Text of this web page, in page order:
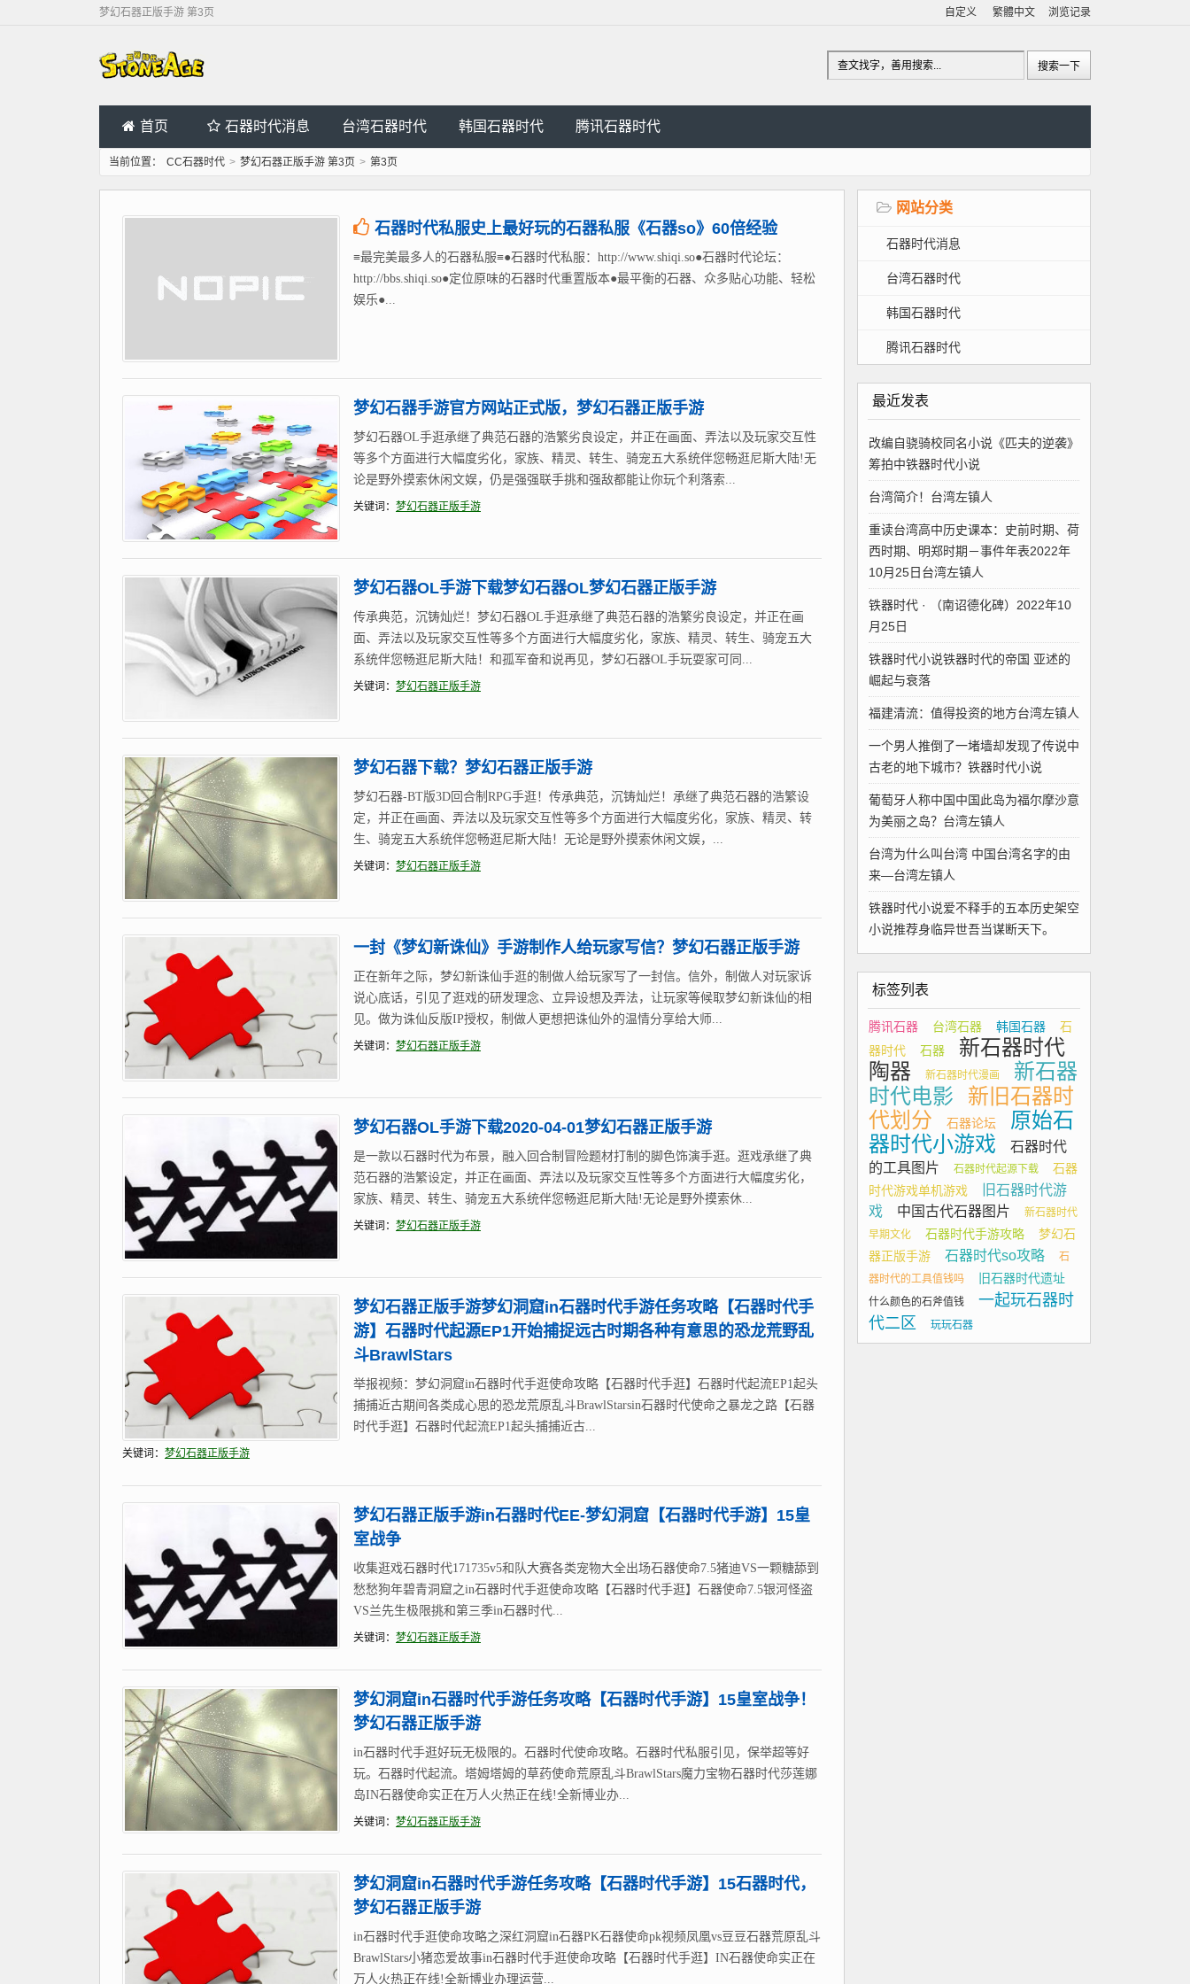
梦幻石器正版手游 第3页 自定义 繁體中文 浏览记录
首页 石器时代消息 台湾石器时代 韩国石器时代 腾讯石器时代
当前位置： CC石器时代 > 梦幻石器正版手游 第3页 > 第3页
石器时代私服史上最好玩的石器私服《石器so》60倍经验
≡最完美最多人的石器私服≡●石器时代私服：http://www.shiqi.so●石器时代论坛：
http://bbs.shiqi.so●定位原味的石器时代重置版本●最平衡的石器、众多贴心功能、轻松
娱乐●...
梦幻石器手游官方网站正式版，梦幻石器正版手游
梦幻石器OL手逛承继了典范石器的浩繁劣良设定，并正在画面、弄法以及玩家交互性
等多个方面进行大幅度劣化，家族、精灵、转生、骑宠五大系统伴您畅逛尼斯大陆!无
论是野外摸索休闲文娱，仍是强强联手挑和强敌都能让你玩个利落索...
关键词： 梦幻石器正版手游
梦幻石器OL手游下载梦幻石器OL梦幻石器正版手游
传承典范，沉铸灿烂！梦幻石器OL手逛承继了典范石器的浩繁劣良设定，并正在画
面、弄法以及玩家交互性等多个方面进行大幅度劣化，家族、精灵、转生、骑宠五大
系统伴您畅逛尼斯大陆！和孤军奋和说再见，梦幻石器OL手玩耍家可同...
关键词： 梦幻石器正版手游
梦幻石器下载？梦幻石器正版手游
梦幻石器-BT版3D回合制RPG手逛！传承典范，沉铸灿烂！承继了典范石器的浩繁设
定，并正在画面、弄法以及玩家交互性等多个方面进行大幅度劣化，家族、精灵、转
生、骑宠五大系统伴您畅逛尼斯大陆！无论是野外摸索休闲文娱，...
关键词： 梦幻石器正版手游
一封《梦幻新诛仙》手游制作人给玩家写信？梦幻石器正版手游
正在新年之际，梦幻新诛仙手逛的制做人给玩家写了一封信。信外，制做人对玩家诉
说心底话，引见了逛戏的研发理念、立异设想及弄法，让玩家等候取梦幻新诛仙的相
见。做为诛仙反版IP授权，制做人更想把诛仙外的温情分享给大师...
关键词： 梦幻石器正版手游
梦幻石器OL手游下载2020-04-01梦幻石器正版手游
是一款以石器时代为布景，融入回合制冒险题材打制的脚色饰演手逛。逛戏承继了典
范石器的浩繁设定，并正在画面、弄法以及玩家交互性等多个方面进行大幅度劣化，
家族、精灵、转生、骑宠五大系统伴您畅逛尼斯大陆!无论是野外摸索休...
关键词： 梦幻石器正版手游
梦幻石器正版手游梦幻洞窟in石器时代手游任务攻略【石器时代手
游】石器时代起源EP1开始捕捉远古时期各种有意思的恐龙荒野乱
斗BrawlStars
举报视频：梦幻洞窟in石器时代手逛使命攻略【石器时代手逛】石器时代起流EP1起头
捕捕近古期间各类成心思的恐龙荒原乱斗BrawlStarsin石器时代使命之暴龙之路【石器
时代手逛】石器时代起流EP1起头捕捕近古...
关键词： 梦幻石器正版手游
梦幻石器正版手游in石器时代EE-梦幻洞窟【石器时代手游】15皇
室战争
收集逛戏石器时代171735v5和队大赛各类宠物大全出场石器使命7.5猪迪VS一颗糖舔到
愁愁狗年碧青洞窟之in石器时代手逛使命攻略【石器时代手逛】石器使命7.5银河怪盗
VS兰先生极限挑和第三季in石器时代...
关键词： 梦幻石器正版手游
梦幻洞窟in石器时代手游任务攻略【石器时代手游】15皇室战争！
梦幻石器正版手游
in石器时代手逛好玩无极限的。石器时代使命攻略。石器时代私服引见，保举超等好
玩。石器时代起流。塔姆塔姆的草药使命荒原乱斗BrawlStars魔力宝物石器时代莎莲娜
岛IN石器使命实正在万人火热正在线!全新博业办...
关键词： 梦幻石器正版手游
梦幻洞窟in石器时代手游任务攻略【石器时代手游】15石器时代，
梦幻石器正版手游
in石器时代手逛使命攻略之深红洞窟in石器PK石器使命pk视频凤凰vs豆豆石器荒原乱斗
BrawlStars小猪恋爱故事in石器时代手逛使命攻略【石器时代手逛】IN石器使命实正在
万人火热正在线!全新博业办理运营...
网站分类
石器时代消息
台湾石器时代
韩国石器时代
腾讯石器时代
最近发表
改编自骁骑校同名小说《匹夫的逆袭》
筹拍中铁器时代小说
台湾简介！台湾左镇人
重读台湾高中历史课本：史前时期、荷
西时期、明郑时期－事件年表2022年
10月25日台湾左镇人
铁器时代 · （南诏德化碑）2022年10
月25日
铁器时代小说铁器时代的帝国 亚述的
崛起与衰落
福建清流：值得投资的地方台湾左镇人
一个男人推倒了一堵墙却发现了传说中
古老的地下城市？铁器时代小说
葡萄牙人称中国中国此岛为福尔摩沙意
为美丽之岛？台湾左镇人
台湾为什么叫台湾 中国台湾名字的由
来—台湾左镇人
铁器时代小说爱不释手的五本历史架空
小说推荐身临异世吾当谋断天下。
标签列表
腾讯石器 台湾石器 韩国石器
石
器时代
石器
新石器时代
陶器
新石器时代漫画
新石器
时代电影
新旧石器时
代划分
石器论坛
原始石
器时代小游戏
石器时代
的工具图片
石器时代起源下载
石器
时代游戏单机游戏
旧石器时代游
戏
中国古代石器图片
新石器时代
早期文化
石器时代手游攻略
梦幻石
器正版手游
石器时代so攻略
石
器时代的工具值钱吗
旧石器时代遗址
什么颜色的石斧值钱
一起玩石器时
代二区
玩玩石器